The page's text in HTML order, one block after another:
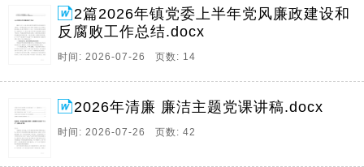
2篇2026年镇党委上半年党风廉政建设和
反腐败工作总结.docx
时间: 2026-07-26 页数: 14
2026年清廉 廉洁主题党课讲稿.docx
时间: 2026-07-26 页数: 42